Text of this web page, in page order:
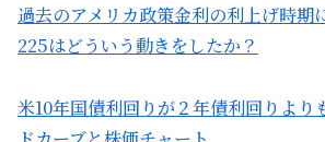
過去のアメリカ政策金利の利上げ時期
225はどういう動きをしたか？
米10年国債利回りが２年債利回りより